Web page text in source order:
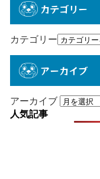
カテゴリー
カテゴリー
アーカイブ
アーカイブ
人気記事